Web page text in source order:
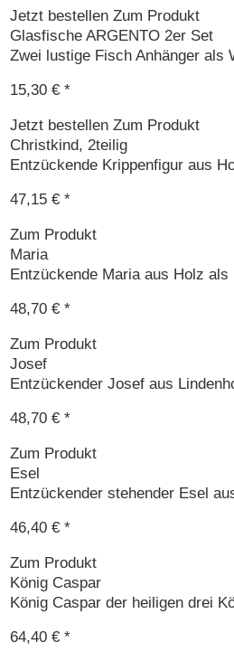
Jetzt bestellen Zum Produkt
Glasfische ARGENTO 2er Set
Zwei lustige Fisch Anhänger als
15,30 € *
Jetzt bestellen Zum Produkt
Christkind, 2teilig
Entzückende Krippenfigur aus
47,15 € *
Zum Produkt
Maria
Entzückende Maria aus Holz als
48,70 € *
Zum Produkt
Josef
Entzückender Josef aus
48,70 € *
Zum Produkt
Esel
Entzückender stehender Esel
46,40 € *
Zum Produkt
König Caspar
König Caspar der heiligen drei
64,40 € *